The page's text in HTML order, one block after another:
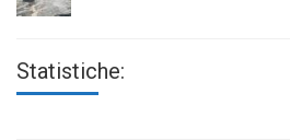
Statistiche: